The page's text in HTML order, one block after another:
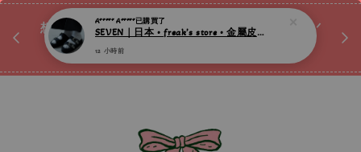
想訂製屬於自己的『水晶手鍊』嗎ꕀ♡ 私訊我們.ᐟ.ᐟ
📣Instagram 這邊按下去
12 小時前